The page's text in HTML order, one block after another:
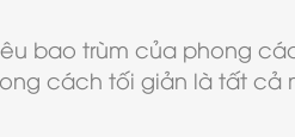
bao trùm của phong
cách tối giản là tất cả